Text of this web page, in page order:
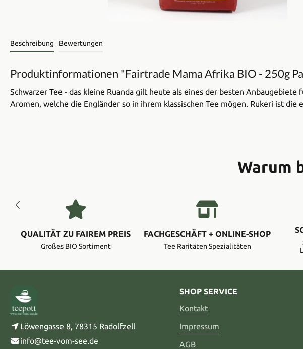
Beschreibung Bewertungen
Produktinformationen "Fairtrade Mama Afrika BIO - 250g
Schwarzer Tee - das kleine Ruanda gilt heute als eines der besten
Aromen, welche die Engländer so in ihrem klassischen Tee mögen. Rukeri ist die
Warum
QUALITÄT ZU FAIREM PREIS
Großes BIO Sortiment
FACHGESCHÄFT + ONLINE-SHOP
Tee Raritäten Spezialitäten
Löwengasse 8, 78315 Radolfzell
info@tee-vom-see.de
SHOP SERVICE
Kontakt
Impressum
AGB